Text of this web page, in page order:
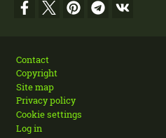
Contact
Copyright
Site map
Privacy policy
Cookie settings
Log in